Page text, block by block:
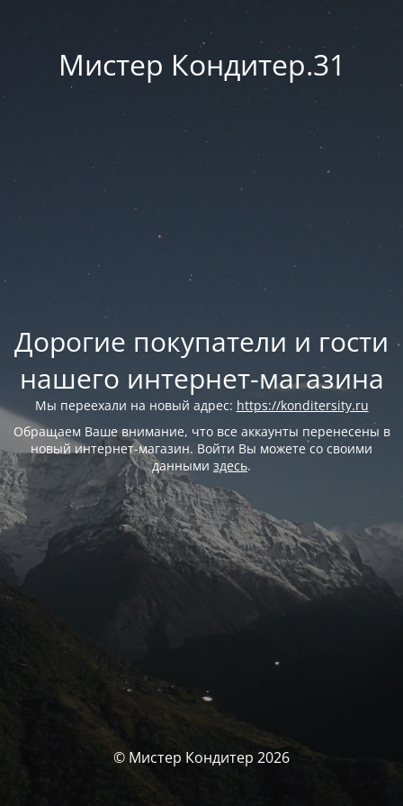
Мистер Кондитер.31
Дорогие покупатели и гости
нашего интернет-магазина
Мы переехали на новый адрес: https://konditersity.ru
Обращаем Ваше внимание, что все аккаунты перенесены в
новый интернет-магазин. Войти Вы можете со своими
данными здесь.
© Мистер Кондитер 2026